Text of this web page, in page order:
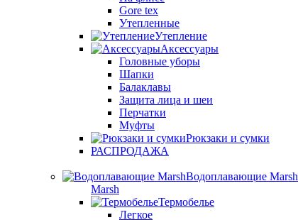
Gore tex
Утепленные
Утепление
Аксессуары
Головные уборы
Шапки
Балаклавы
Защита лица и шеи
Перчатки
Муфты
Рюкзаки и сумки
РАСПРОДАЖА
Водоплавающие Marsh
Marsh
Термобелье
Легкое